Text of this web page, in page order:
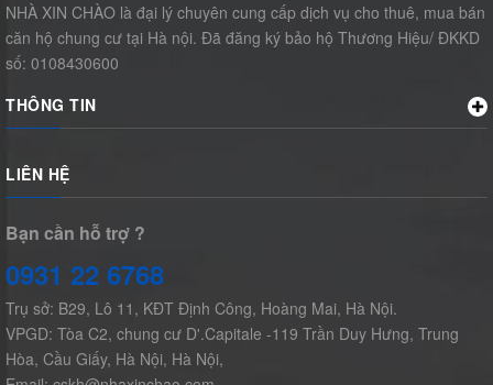
NHÀ XIN CHÀO là đại lý chuyên cung cấp dịch vụ cho thuê, mua bán
căn hộ chung cư tại Hà nội. Đã đăng ký bảo hộ Thương Hiệu/ ĐKKD
số: 0108430600
THÔNG TIN
LIÊN HỆ
Bạn cần hỗ trợ ?
0931 22 6768
Trụ sở: B29, Lô 11, KĐT Định Công, Hoàng Mai, Hà Nội.
VPGD: Tòa C2, chung cư D'.Capitale -119 Trần Duy Hưng, Trung
Hòa, Cầu Giấy, Hà Nội, Hà Nội,